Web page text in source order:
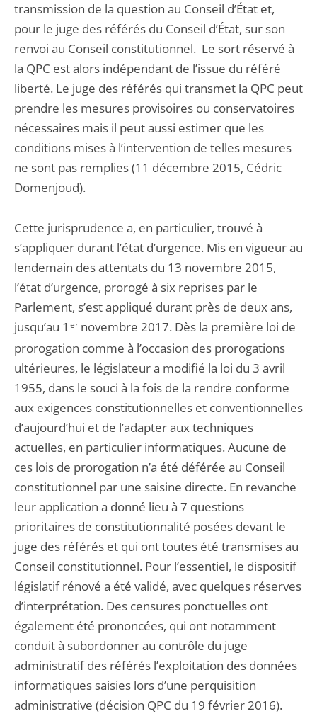
transmission de la question au Conseil d’État et,
pour le juge des référés du Conseil d’État, sur son
renvoi au Conseil constitutionnel. Le sort réservé à
la QPC est alors indépendant de l’issue du référé
liberté. Le juge des référés qui transmet la QPC peut
prendre les mesures provisoires ou conservatoires
nécessaires mais il peut aussi estimer que les
conditions mises à l’intervention de telles mesures
ne sont pas remplies (11 décembre 2015, Cédric
Domenjoud).
Cette jurisprudence a, en particulier, trouvé à
s’appliquer durant l’état d’urgence. Mis en vigueur au
lendemain des attentats du 13 novembre 2015,
l’état d’urgence, prorogé à six reprises par le
Parlement, s’est appliqué durant près de deux ans,
jusqu’au 1 ernovembre 2017. Dès la première loi de
prorogation comme à l’occasion des prorogations
ultérieures, le législateur a modifié la loi du 3 avril
1955, dans le souci à la fois de la rendre conforme
aux exigences constitutionnelles et conventionnelles
d’aujourd’hui et de l’adapter aux techniques
actuelles, en particulier informatiques. Aucune de
ces lois de prorogation n’a été déférée au Conseil
constitutionnel par une saisine directe. En revanche
leur application a donné lieu à 7 questions
prioritaires de constitutionnalité posées devant le
juge des référés et qui ont toutes été transmises au
Conseil constitutionnel. Pour l’essentiel, le dispositif
législatif rénové a été validé, avec quelques réserves
d’interprétation. Des censures ponctuelles ont
également été prononcées, qui ont notamment
conduit à subordonner au contrôle du juge
administratif des référés l’exploitation des données
informatiques saisies lors d’une perquisition
administrative (décision QPC du 19 février 2016).